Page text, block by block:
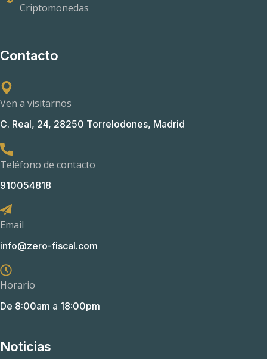
Criptomonedas
Contacto
Ven a visitarnos
C. Real, 24, 28250 Torrelodones, Madrid
Teléfono de contacto
910054818
Email
info@zero-fiscal.com
Horario
De 8:00am a 18:00pm
Noticias